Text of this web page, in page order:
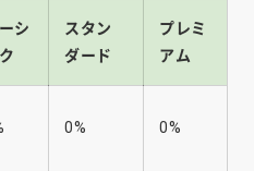
シ
スタン
ダード
プレミ
アム
0% 0%